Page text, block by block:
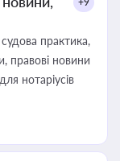
практика,
правові новини
нотаріусів